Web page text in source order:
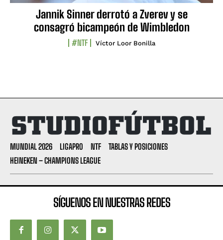
Jannik Sinner derrotó a Zverev y se
consagró bicampeón de Wimbledon
#NTF Víctor Loor Bonilla
MUNDIAL 2026 LIGAPRO NTF
TABLAS Y POSICIONES
HEINEKEN – CHAMPIONS LEAGUE
SÍGUENOS EN NUESTRAS REDES